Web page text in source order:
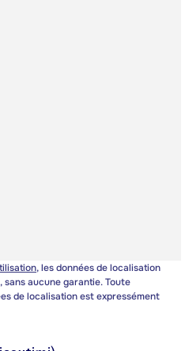
, les données de localisation
sans aucune garantie. Toute
de localisation est expressément